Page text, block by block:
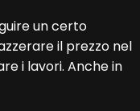
un certo
il prezzo nel
i lavori. Anche in